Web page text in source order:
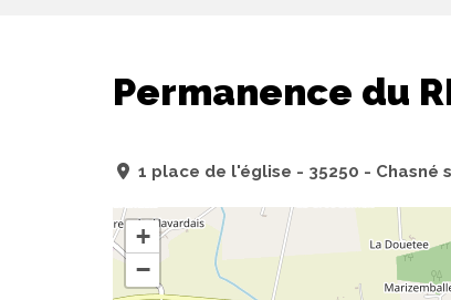
Permanence du
1 place de l'église - 35250 - Chasné
+
−